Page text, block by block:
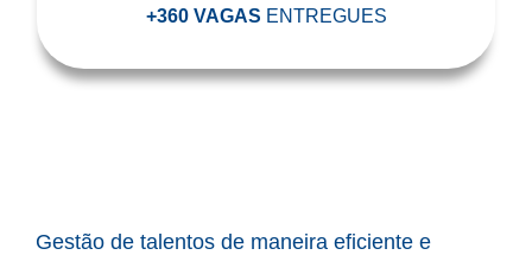
+360 VAGAS ENTREGUES
Gestão de talentos de maneira eficiente e